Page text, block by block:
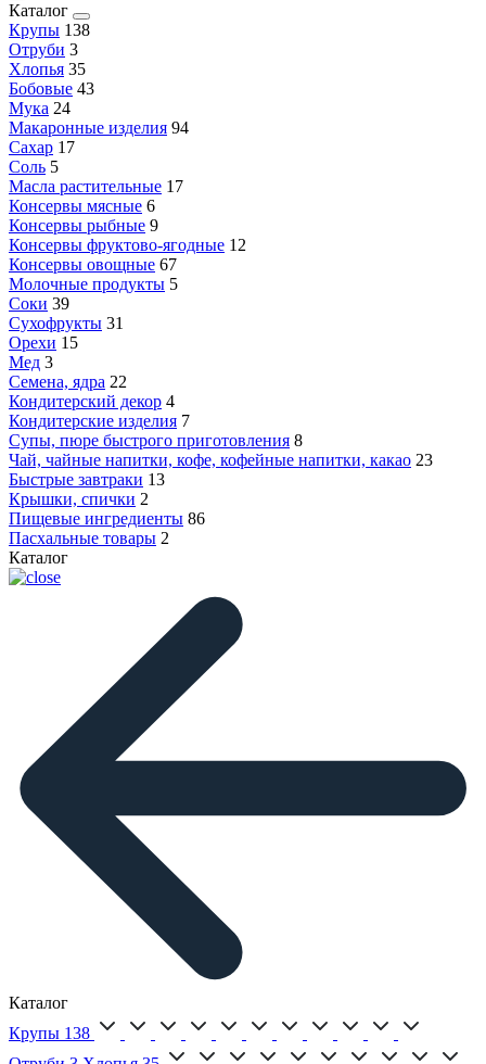
Каталог
Крупы 138
Отруби 3
Хлопья 35
Бобовые 43
Мука 24
Макаронные изделия 94
Сахар 17
Соль 5
Масла растительные 17
Консервы мясные 6
Консервы рыбные 9
Консервы фруктово-ягодные 12
Консервы овощные 67
Молочные продукты 5
Соки 39
Сухофрукты 31
Орехи 15
Мед 3
Семена, ядра 22
Кондитерский декор 4
Кондитерские изделия 7
Супы, пюре быстрого приготовления 8
Чай, чайные напитки, кофе, кофейные напитки, какао 23
Быстрые завтраки 13
Крышки, спички 2
Пищевые ингредиенты 86
Пасхальные товары 2
Каталог
Каталог
Крупы 138